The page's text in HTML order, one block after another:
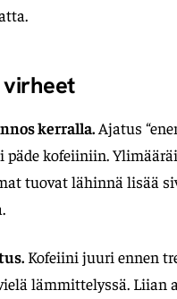
kerralla. Ajatus
päde kofeiiniin.
tuovat lähinnä lisää
Kofeiini juuri ennen
lämmittelyssä. Liian